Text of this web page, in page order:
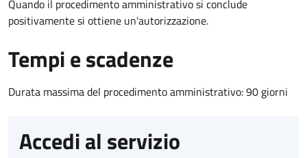
Quando il procedimento amministrativo si conclude
positivamente si ottiene un'autorizzazione.
Tempi e scadenze
Durata massima del procedimento amministrativo: 90 giorni
Accedi al servizio